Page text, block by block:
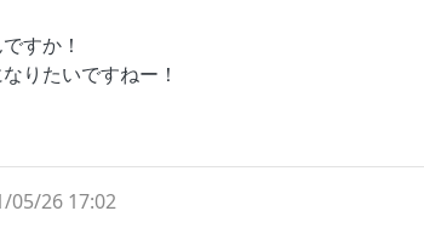
すか！
りたいですねー！
05/26 17:02